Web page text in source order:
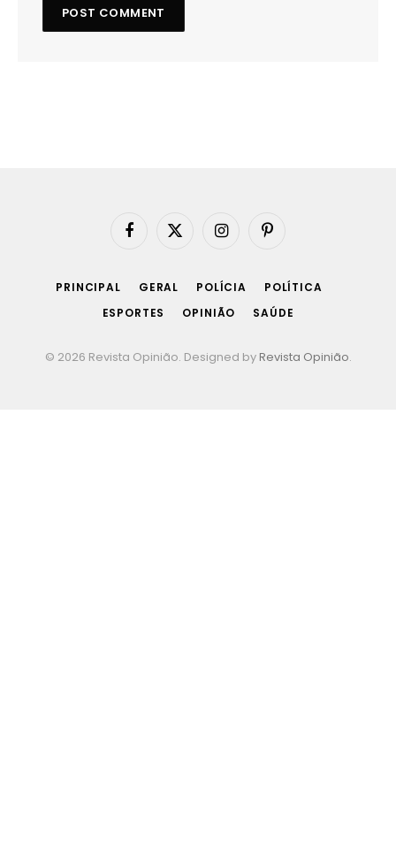
Facebook
X
InstagramPinterest
PRINCIPAL GERAL POLÍCIA
POLÍTICA
ESPORTES
OPINIÃO SAÚDE
© 2026 Revista Opinião. Designed by Revista Opinião.